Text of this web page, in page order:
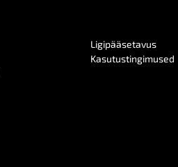
Ligipääsetavus
Kasutustingimused